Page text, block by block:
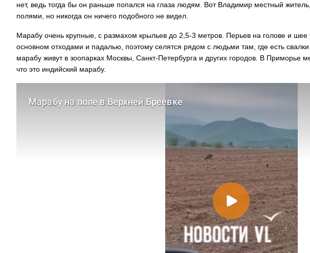
нет, ведь тогда бы он раньше попался на глаза людям. Вот Владимир местный
полями, но никогда он ничего подобного не видел.
Марабу очень крупные, с размахом крыльев до 2,5-3 метров. Перьев на голове и шее
основном отходами и падалью, поэтому селятся рядом с людьми там, где есть
марабу живут в зоопарках Москвы, Санкт-Петербурга и других городов. В Приморье
что это индийский марабу.